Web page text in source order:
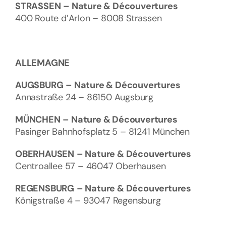
STRASSEN – Nature & Découvertures
400 Route d’Arlon – 8008 Strassen
ALLEMAGNE
AUGSBURG – Nature & Découvertures
Annastraße 24 – 86150 Augsburg
MÜNCHEN – Nature & Découvertures
Pasinger Bahnhofsplatz 5 – 81241 München
OBERHAUSEN – Nature & Découvertures
Centroallee 57 – 46047 Oberhausen
REGENSBURG – Nature & Découvertures
Königstraße 4 – 93047 Regensburg